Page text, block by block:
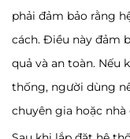
phải đảm bảo rằng
cách. Điều này đảm
quả và an toàn. Nếu
thống, người dùng
chuyên gia hoặc